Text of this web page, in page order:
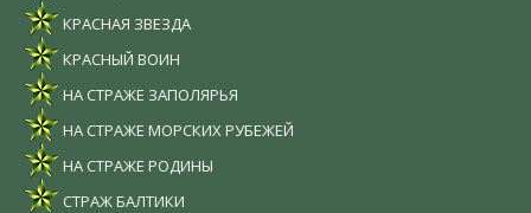
КРАСНАЯ ЗВЕЗДА
КРАСНЫЙ ВОИН
НА СТРАЖЕ ЗАПОЛЯРЬЯ
НА СТРАЖЕ МОРСКИХ РУБЕЖЕЙ
НА СТРАЖЕ РОДИНЫ
СТРАЖ БАЛТИКИ